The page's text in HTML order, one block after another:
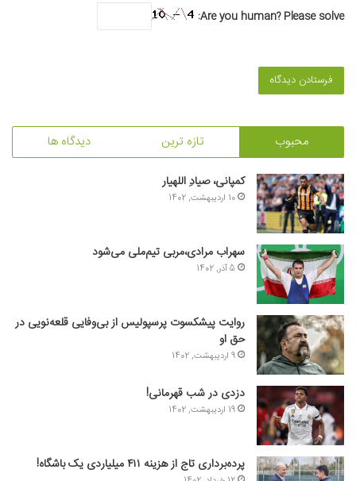
Are you human? Please solve:
محبوب تازه ترین دیدگاه ها
کمپانی، صیادِ اللهیار
10 اردیبهشت, 1402
سهراب مرادی،مربی تیم‌ملی می‌شود
5 آذر, 1402
روایت پیشکسوت پرسپولیس از بی‌وفایی قلعه‌نویی در
حق او
9 اردیبهشت, 1402
دزدی در شب قهرمانی!
19 اردیبهشت, 1402
پرده‌برداری تاج از هزینه ۴۱۱ میلیاردی یک باشگاه!